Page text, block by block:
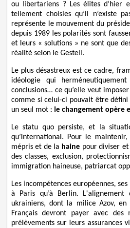
ou libertariens ? Les élites d’hier
tellement choisies qu’il n’existe
représente le mouvement du
depuis 1989 les polarités sont
et leurs « solutions » ne sont que
réalité selon le Gestell.
Le plus désastreux est ce cadre,
idéologie qui
conclusions… ce qu’elle veut
comme si celui-ci pouvait être
un seul mot : le changement opère
Le statu quo persiste, et la
qu’international. Pour le
mépris et de la haine pour diviser
des classes, exclusion,
immigration haineuse, patriarcat
Les incompétences européennes,
à Paris qu’à Berlin.
ukrainiens, dont la milice Azov,
Français devront payer avec
prélèvements sur leurs assurances